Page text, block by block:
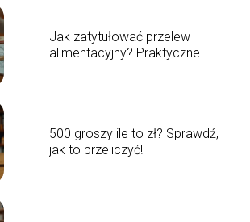
Jak zatytułować przelew
alimentacyjny? Praktyczne
500 groszy ile to zł? Sprawdź,
jak to przeliczyć!